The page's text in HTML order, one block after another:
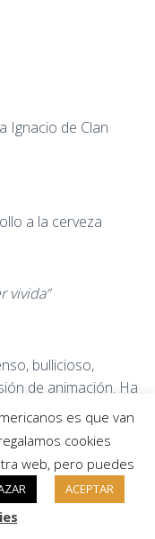
Ignacio de Clan
a la cerveza
vivida”
bullicioso,
de animación. Ha
tenido el
ya que lo
para ver in
Es un día en el
es que van
cookies
web, pero puedes
ACEPTAR